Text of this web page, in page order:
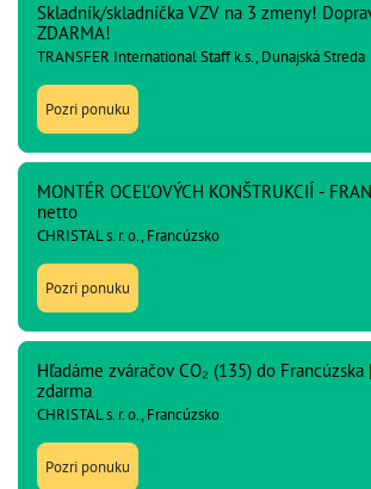
Skladník/skladníčka VZV na 3 zmeny!
ZDARMA!
TRANSFER International Staff k.s., Dunajská Streda
Pozri ponuku
MONTÉR OCEĽOVÝCH KONŠTRUKCIÍ -
netto
CHRISTAL s. r. o., Francúzsko
Pozri ponuku
Hľadáme zváračov CO₂ (135) do
zdarma
CHRISTAL s. r. o., Francúzsko
Pozri ponuku